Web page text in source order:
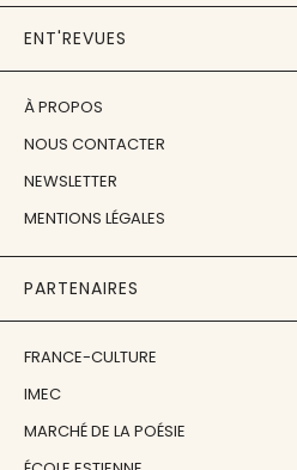
ENT'REVUES
À PROPOS
NOUS CONTACTER
NEWSLETTER
MENTIONS LÉGALES
PARTENAIRES
FRANCE-CULTURE
IMEC
MARCHÉ DE LA POÉSIE